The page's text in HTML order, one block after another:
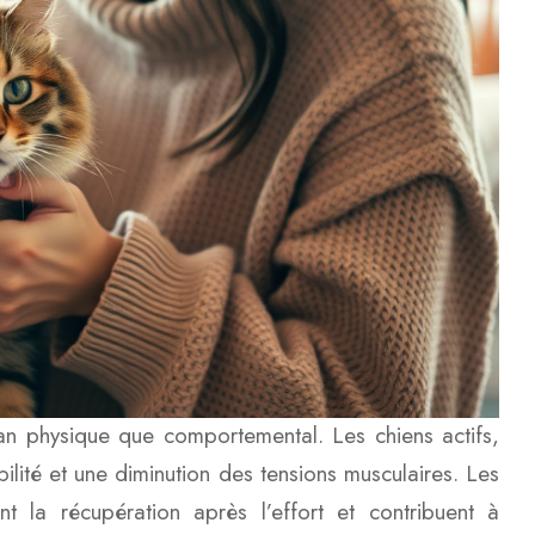
physique que comportemental. Les chiens actifs,
et une diminution des tensions musculaires. Les
la récupération après l’effort et contribuent à